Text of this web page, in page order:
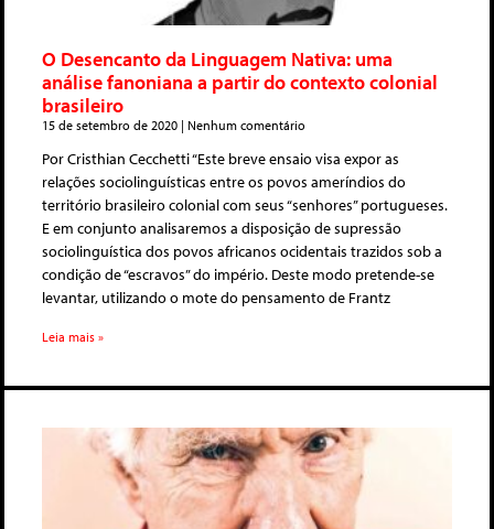
O Desencanto da Linguagem Nativa: uma
análise fanoniana a partir do contexto colonial
brasileiro
15 de setembro de 2020 Nenhum comentário
Por Cristhian Cecchetti “Este breve ensaio visa expor as
relações sociolinguísticas entre os povos ameríndios do
território brasileiro colonial com seus “senhores” portugueses.
E em conjunto analisaremos a disposição de supressão
sociolinguística dos povos africanos ocidentais trazidos sob a
condição de “escravos” do império. Deste modo pretende-se
levantar, utilizando o mote do pensamento de Frantz
Leia mais »